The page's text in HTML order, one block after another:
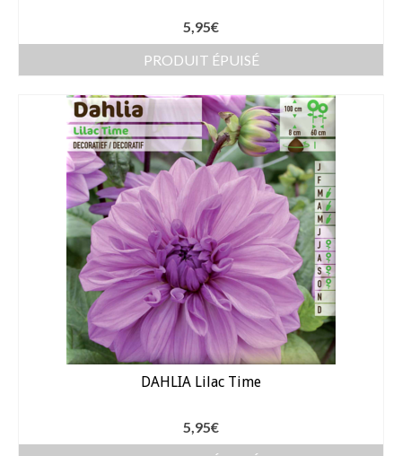
5,95€
PRODUIT ÉPUISÉ
DAHLIA Lilac Time
5,95€